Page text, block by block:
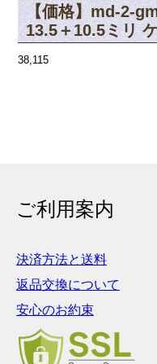
【価格】md-2-
13.5＋10.5ミリ
38,115
ご利用案内
決済方法と送料
返品交換について
安心のお約束